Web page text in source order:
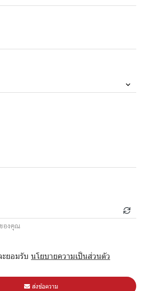
องคุณ
ยอมรับ นโยบายความเป็นส่วนตัว
ส่งข้อความ